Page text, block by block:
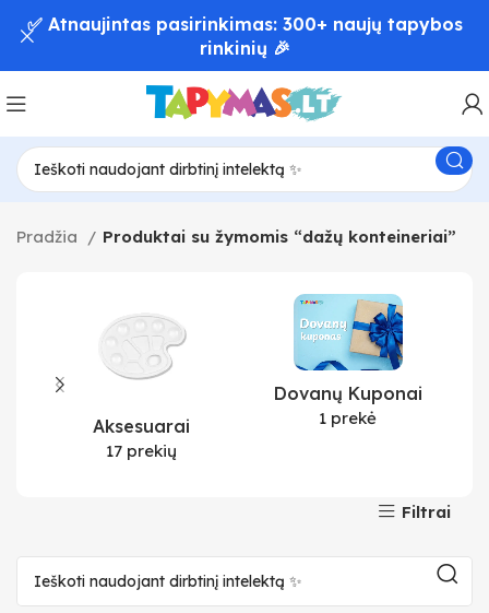
Pradžia Produktai su žymomis “dažų konteineriai”
Aksesuarai
17 prekių
Dovanų Kuponai
1 prekė
Filtrai
✅ Atnaujintas pasirinkimas: 300+ naujų tapybos
rinkinių 🎉